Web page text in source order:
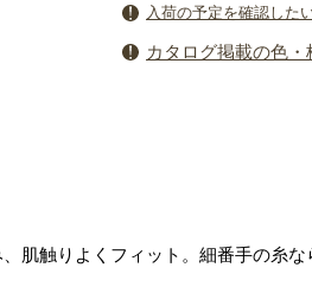
入荷の予定を確認したい
カタログ掲載の色
肌触りよくフィット。細番手の糸